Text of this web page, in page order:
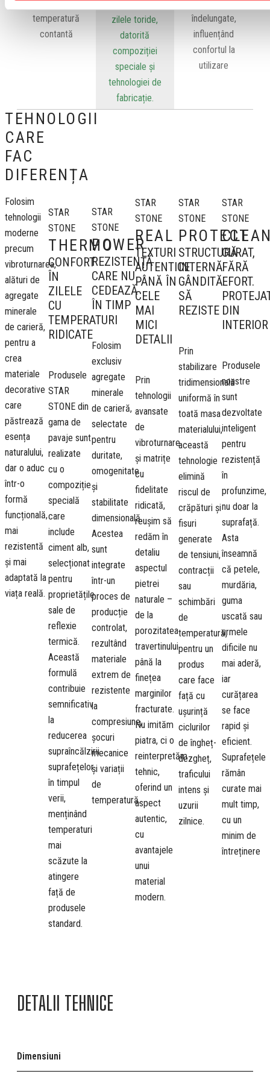
menține o
temperatură
contantă
supraîncălzește în
zilele toride,
datorită
compoziției
speciale și
tehnologiei de
fabricație.
pentru perioade
îndelungate,
influențând
confortul la
utilizare
TEHNOLOGII
CARE
FAC
DIFERENȚA
Folosim
tehnologii
moderne
precum
vibroturnarea,
alături de
agregate
minerale
de carieră,
pentru a
crea
materiale
decorative
care
păstrează
esența
naturalului,
dar o aduc
într-o
formă
funcțională,
mai
rezistentă
și mai
adaptată la
viața reală.
STAR
STONE
THERMO
CONFORT
ÎN
ZILELE
CU
TEMPERATURI
RIDICATE
Produsele
STAR
STONE din
gama de
pavaje sunt
realizate
cu o
compoziție
specială
care
include
ciment alb,
selecționat
pentru
proprietățile
sale de
reflexie
termică.
Această
formulă
contribuie
semnificativ
la
reducerea
supraîncălzirii
suprafețelor
în timpul
verii,
menținând
temperaturi
mai
scăzute la
atingere
față de
produsele
standard.
STAR
STONE
POWER
REZISTENȚĂ
CARE NU
CEDEAZĂ
ÎN TIMP
Folosim
exclusiv
agregate
minerale
de carieră,
selectate
pentru
duritate,
omogenitate
și
stabilitate
dimensională.
Acestea
sunt
integrate
într-un
proces de
producție
controlat,
rezultând
materiale
extrem de
rezistente
la
compresiune,
șocuri
mecanice
și variații
de
temperatură.
STAR
STONE
REAL
TEXTURI
AUTENTICE
PÂNĂ ÎN
CELE
MAI
MICI
DETALII
Prin
tehnologii
avansate
de
vibroturnare
și matrițe
cu
fidelitate
ridicată,
reușim să
redăm în
detaliu
aspectul
pietrei
naturale –
de la
porozitatea
travertinului
până la
finețea
marginilor
fracturate.
Nu imităm
piatra, ci o
reinterpretăm
tehnic,
oferind un
aspect
autentic,
cu
avantajele
unui
material
modern.
STAR
STONE
PROTECT
STRUCTURĂ
INTERNĂ
GÂNDITĂ
SĂ
REZISTE
Prin
stabilizare
tridimensională
uniformă în
toată masa
materialului,
această
tehnologie
elimină
riscul de
crăpături și
fisuri
generate
de tensiuni,
contracții
sau
schimbări
de
temperatură,
pentru un
produs
care face
față cu
ușurință
ciclurilor
de îngheț-
dezgheț,
traficului
intens și
uzurii
zilnice.
STAR
STONE
CURAT,
FĂRĂ
EFORT.
DIN
INTERIOR
Produsele
noastre
sunt
dezvoltate
inteligent
pentru
rezistență
în
profunzime,
nu doar la
suprafață.
Asta
înseamnă
că petele,
murdăria,
guma
uscată sau
urmele
dificile nu
mai aderă,
iar
curățarea
se face
rapid și
eficient.
Suprafețele
rămân
curate mai
mult timp,
cu un
minim de
întreținere
DETALII TEHNICE
Dimensiuni